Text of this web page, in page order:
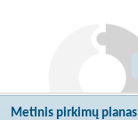
Metinis pirkimų planas